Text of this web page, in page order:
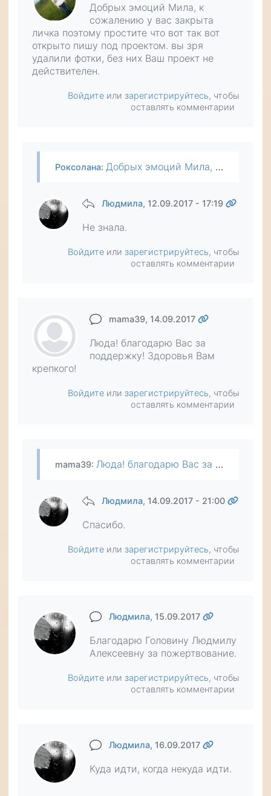
Добрых эмоций Мила, к
сожалению у вас закрыта
личка поэтому простите что вот так вот
открыто пишу под проектом. вы зря
удалили фотки, без них Ваш проект не
действителен.
Войдите или зарегистрируйтесь, чтобы
оставлять комментарии
Роксолана: Добрых эмоций Мила, к сожалению у вас закрыта личка поэтому простите что вот так вот открыто пишу под проектом. вы зря удалили фотки, без них Ваш проект не действителен.
Людмила, 12.09.2017 - 17:19
Не знала.
Войдите или зарегистрируйтесь, чтобы
оставлять комментарии
mama39, 14.09.2017
Люда! благодарю Вас за
поддержку! Здоровья Вам
крепкого!
Войдите или зарегистрируйтесь, чтобы
оставлять комментарии
mama39: Люда! благодарю Вас за поддержку! Здоровья Вам крепкого!
Людмила, 14.09.2017 - 21:00
Спасибо.
Войдите или зарегистрируйтесь, чтобы
оставлять комментарии
Людмила, 15.09.2017
Благодарю Головину Людмилу
Алексеевну за пожертвование.
Войдите или зарегистрируйтесь, чтобы
оставлять комментарии
Людмила, 16.09.2017
Куда идти, когда некуда идти.